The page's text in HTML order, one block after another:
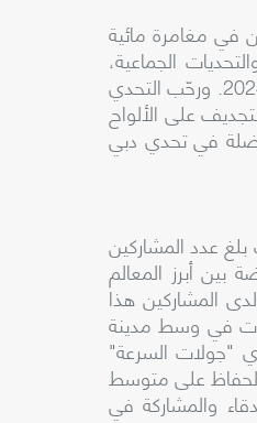
في مغامرة مائية
الجماعية،
وجلسات اليوغا عند غروب الشمس، والتجديف بالكاياك، التي تعد إضافة جديدة لدورة عام 2024. ورحّب التحدي
لتجربة التجديف على الألواح
في تحدي دبي
عدد المشاركين
بين أبرز المعالم
المشاركين هذا
مميزين: المسار المناسب للعائلات بطول 4 كيلومترات في وسط مدينة
تحدي "جولات السرعة"
على متوسط
والمشاركة في